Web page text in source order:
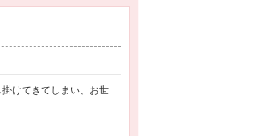
けてきてしまい、お世